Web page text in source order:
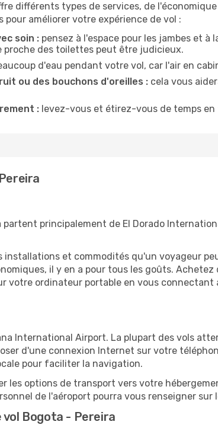
différents types de services, de
pour améliorer votre expérience de vol :
soin : pensez à l'espace pour les jambes et à
proche des toilettes peut être judicieux.
d'eau pendant votre vol, car l'air en
ou des bouchons d'oreilles : cela vous
: levez-vous et étirez-vous de temps
partent principalement de El Dorado
installations et commodités qu'un voyageur
il y en a pour tous les goûts.
votre ordinateur portable en vous
International Airport. La plupart des vols
d'une connexion Internet sur votre
pour faciliter la navigation.
les options de transport vers votre
de l'aéroport pourra vous renseigner
Bogota - Pereira